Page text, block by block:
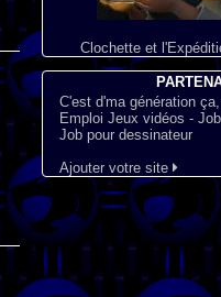
Clochette et
C'est d'ma génération
Emploi Jeux vidéos -
Job pour dessinateur
Ajouter votre site